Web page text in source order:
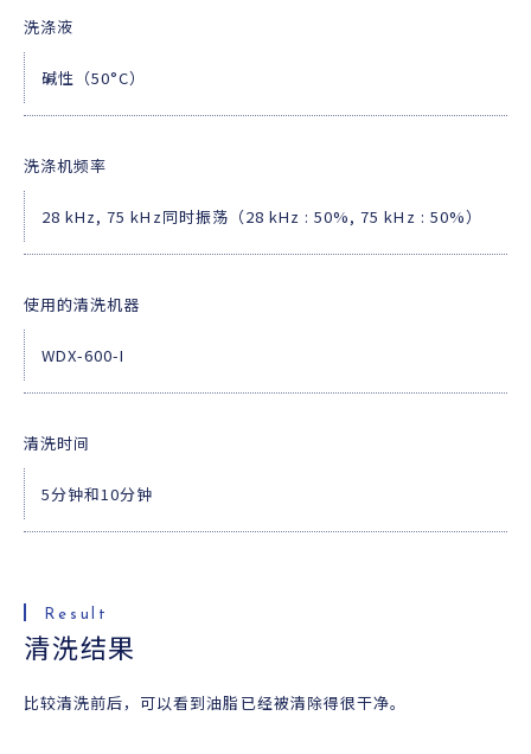
洗涤液
碱性（50°C）
洗涤机频率
28 kHz, 75 kHz同时振荡（28 kHz : 50%, 75 kHz : 50%）
使用的清洗机器
WDX-600-I
清洗时间
5分钟和10分钟
清洗结果
比较清洗前后，可以看到油脂已经被清除得很干净。